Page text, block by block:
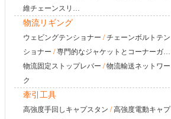
維チェーンスリ…
物流リギング
ウェビングテンショナー /チェーンボルトテン
ショナー /専門的なジャケットとコーナーガ…
物流固定ストップレバー /物流輸送ネットワー
ク
牽引工具
高強度手回しキャプスタン /高強度電動キャプ